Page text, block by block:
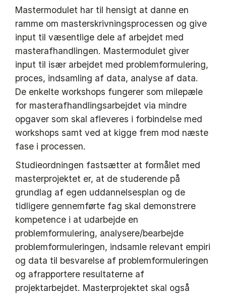
Mastermodulet har til hensigt at danne en
ramme om masterskrivningsprocessen og give
input til væsentlige dele af arbejdet med
masterafhandlingen. Mastermodulet giver
input til især arbejdet med problemformulering,
proces, indsamling af data, analyse af data.
De enkelte workshops fungerer som milepæle
for masterafhandlingsarbejdet via mindre
opgaver som skal afleveres i forbindelse med
workshops samt ved at kigge frem mod næste
fase i processen.
Studieordningen fastsætter at formålet med
masterprojektet er, at de studerende på
grundlag af egen uddannelsesplan og de
tidligere gennemførte fag skal demonstrere
kompetence i at udarbejde en
problemformulering, analysere/bearbejde
problemformuleringen, indsamle relevant empiri
og data til besvarelse af problemformuleringen
og afrapportere resultaterne af
projektarbejdet. Masterprojektet skal også